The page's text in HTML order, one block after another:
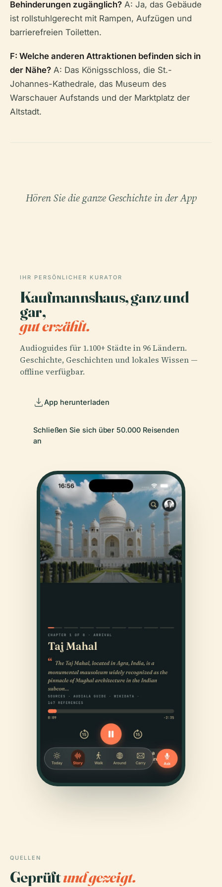
Behinderungen zugänglich? A: Ja, das Gebäude
ist rollstuhlgerecht mit Rampen, Aufzügen und
barrierefreien Toiletten.
F: Welche anderen Attraktionen befinden sich in
der Nähe? A: Das Königsschloss, die St.-
Johannes-Kathedrale, das Museum des
Warschauer Aufstands und der Marktplatz der
Altstadt.
Hören Sie die ganze Geschichte in der App
IHR PERSÖNLICHER KURATOR
Kaufmannshaus, ganz und
gar,
gut erzählt.
Audioguides für 1.100+ Städte in 96 Ländern.
Geschichte, Geschichten und lokales Wissen —
offline verfügbar.
App herunterladen
Schließen Sie sich über 50.000 Reisenden
an
QUELLEN
Geprüftund gezeigt.